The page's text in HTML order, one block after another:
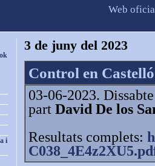
Web
3 de juny del 2023
Control en Castelló
03-06-2023.
part David De los
Resultats complets:
i